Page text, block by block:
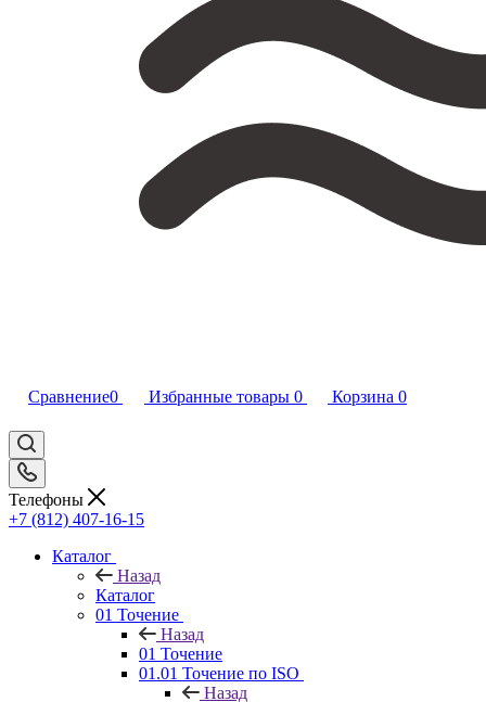
Сравнение0 Избранные товары 0 Корзина 0
Телефоны
+7 (812) 407-16-15
Каталог
Назад
Каталог
01 Точение
Назад
01 Точение
01.01 Точение по ISO
Назад